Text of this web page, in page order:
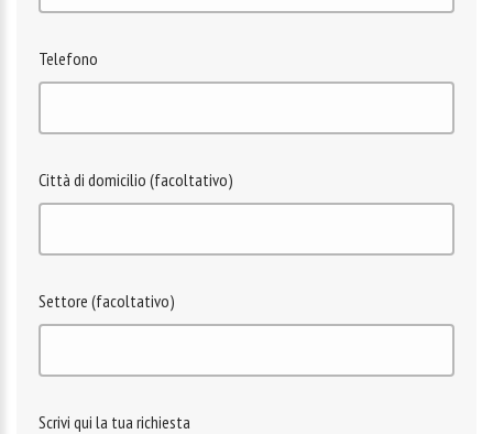
Telefono
Città di domicilio (facoltativo)
Settore (facoltativo)
Scrivi qui la tua richiesta